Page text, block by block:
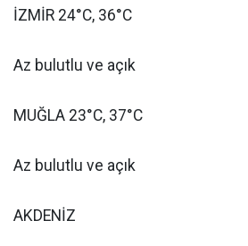
İZMİR 24°C, 36°C
Az bulutlu ve açık
MUĞLA 23°C, 37°C
Az bulutlu ve açık
AKDENİZ